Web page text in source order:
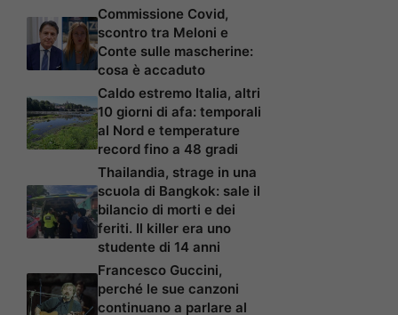
Commissione Covid,
scontro tra Meloni e
Conte sulle mascherine:
cosa è accaduto
Caldo estremo Italia, altri
10 giorni di afa: temporali
al Nord e temperature
record fino a 48 gradi
Thailandia, strage in una
scuola di Bangkok: sale il
bilancio di morti e dei
feriti. Il killer era uno
studente di 14 anni
Francesco Guccini,
perché le sue canzoni
continuano a parlare al